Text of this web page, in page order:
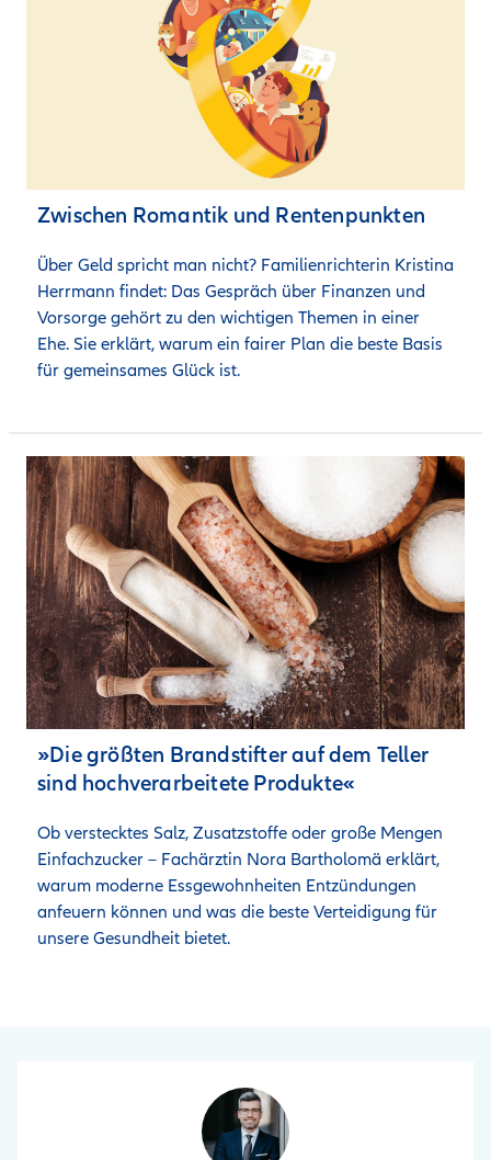
Zwischen Romantik und Rentenpunkten
Über Geld spricht man nicht? Familienrichterin Kristina
Herrmann findet: Das Gespräch über Finanzen und
Vorsorge gehört zu den wichtigen Themen in einer
Ehe. Sie erklärt, warum ein fairer Plan die beste Basis
für gemeinsames Glück ist.
»Die größten Brandstifter auf dem Teller
sind hochverarbeitete Produkte«
Ob verstecktes Salz, Zusatzstoffe oder große Mengen
Einfachzucker – Fachärztin Nora Bartholomä erklärt,
warum moderne Essgewohnheiten Entzündungen
anfeuern können und was die beste Verteidigung für
unsere Gesundheit bietet.